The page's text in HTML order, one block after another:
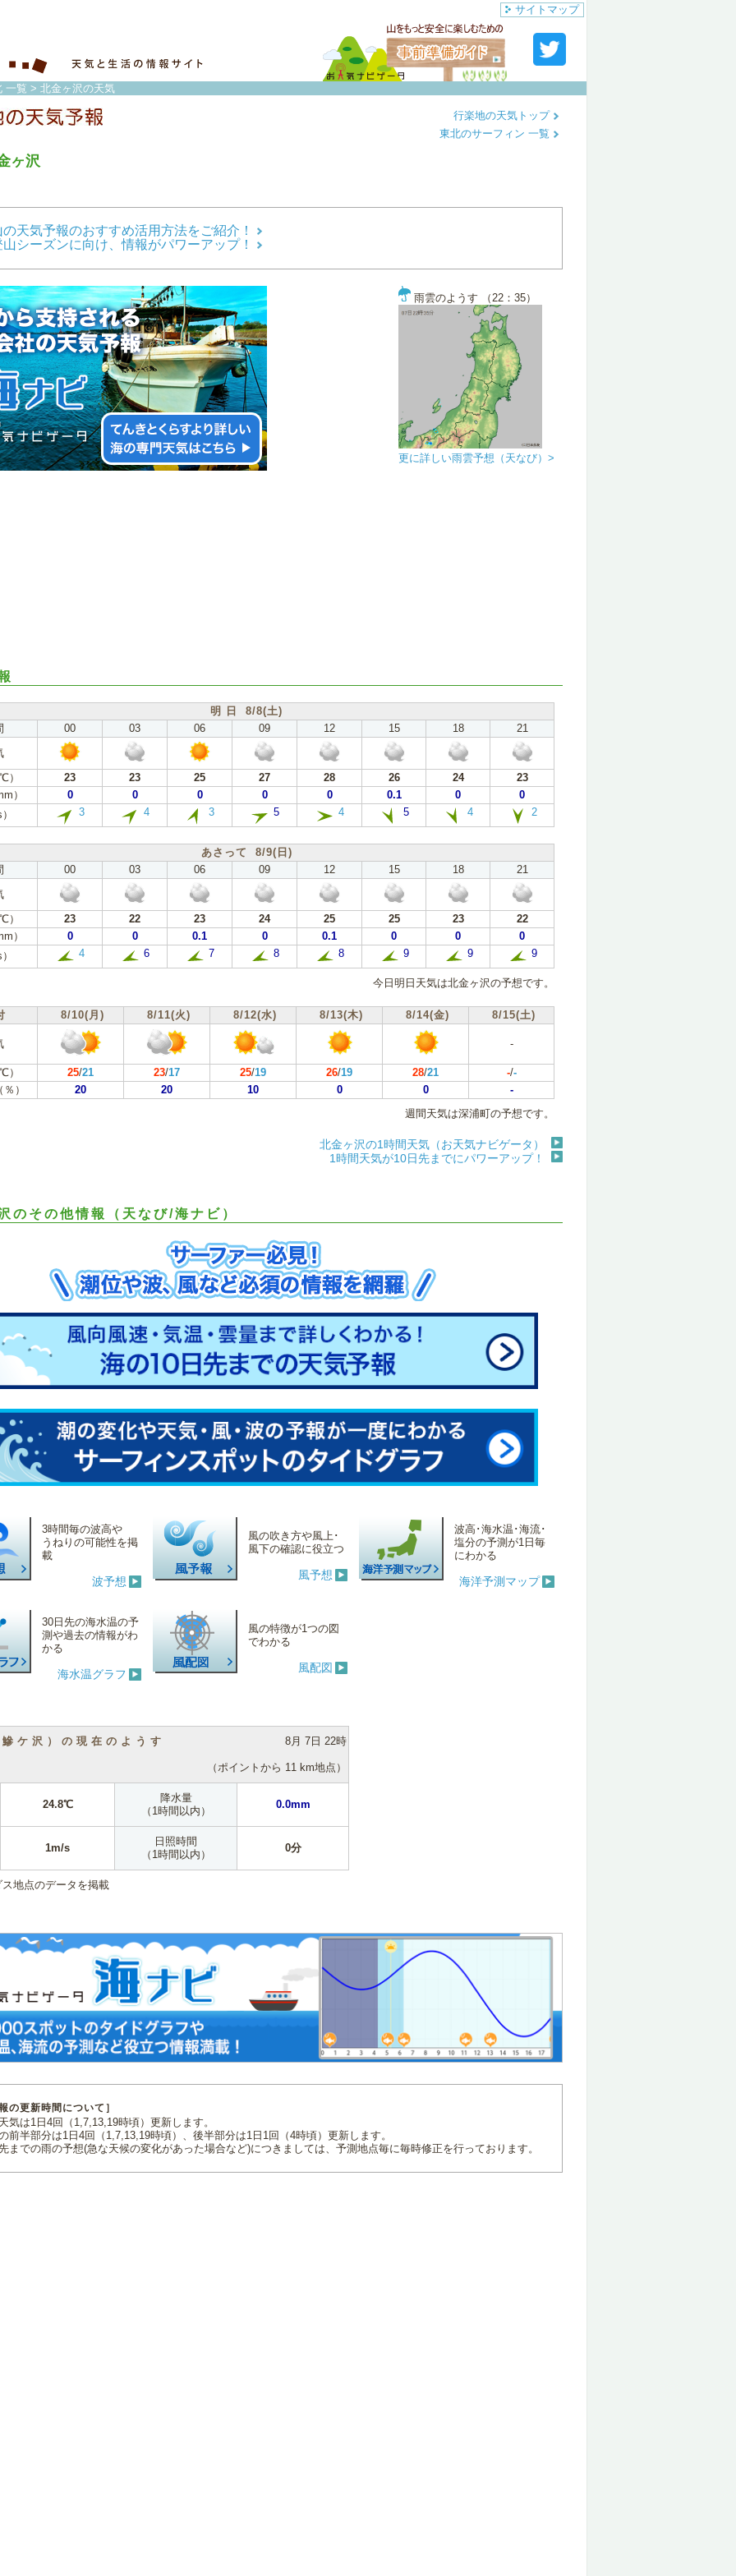
サイトマップ
一覧 > 北金ヶ沢の天気
ヶ沢
行楽地の天気トップ
東北のサーフィン 一覧
天気予報のおすすめ活用方法をご紹介！
シーズンに向け、情報がパワーアップ！
雨雲のようす （22：35）
更に詳しい雨雲予想（天なび）>
明 日 8/8(土)
00 03 06 09 12 15 18
21
23 23 25 27 28 26 24
23
）
0 0 0 0 0 0.1 0
0
3 4 3 5 4 5 4 2
あさって 8/9(日)
00 03 06 09 12 15 18
21
23 22 23 24 25 25 23
22
）
0 0 0.1 0 0.1 0 0
0
4 6 7 8 8 9 9 9
今日明日天気は北金ヶ沢の予想です。
8/10(月) 8/11(火) 8/12(水) 8/13(木) 8/14(金) 8/15(土)
-
25/21 23/17 25/19 26/19 28/21 -/-
）
20 20 10 0 0
-
週間天気は深浦町の予想です。
北金ヶ沢の1時間天気（お天気ナビゲータ）
1時間天気が10日先までにパワーアップ！
のその他情報（天なび/海ナビ）
3時間毎の波高や
うねりの可能性を掲
載
波予想
風の吹き方や風上･
風下の確認に役立つ
風予想
波高･海水温･海流･
塩分の予測が1日毎
にわかる
海洋予測マップ
30日先の海水温の予
測や過去の情報がわ
かる
海水温グラフ
風の特徴が1つの図
でわかる
風配図
ケ沢）の現在のようす 8月 7日 22時
（ポイントから 11 km地点）
24.8℃
降水量
（1時間以内）
0.0mm
1m/s
日照時間
（1時間以内）
0分
地点のデータを掲載
の更新時間について］
気は1日4回（1,7,13,19時頃）更新します。
前半部分は1日4回（1,7,13,19時頃）、後半部分は1日1回（4時頃）更新します。
までの雨の予想(急な天候の変化があった場合など)につきましては、予測地点毎に毎時修正を行っております。